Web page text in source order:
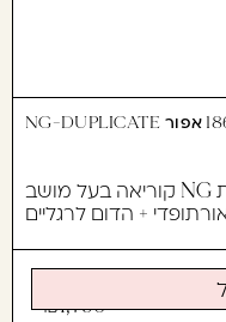
כסא עבודה דגם 1867 אפור מבית NG קוריאה בעל מושב
+ הדום לרגליים
1,790